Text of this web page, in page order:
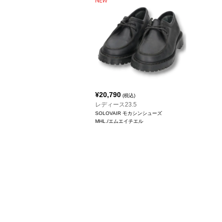
¥20,790 (税込)
レディース23.5
SOLOVAIR モカシンシューズ
MHL./エムエイチエル